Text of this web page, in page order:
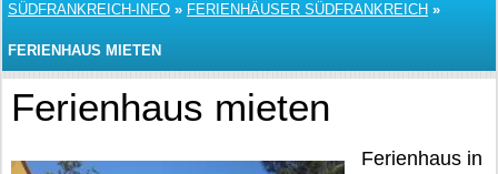
SÜDFRANKREICH-INFO » FERIENHÄUSER SÜDFRANKREICH »
FERIENHAUS MIETEN
Ferienhaus mieten
Ferienhaus in